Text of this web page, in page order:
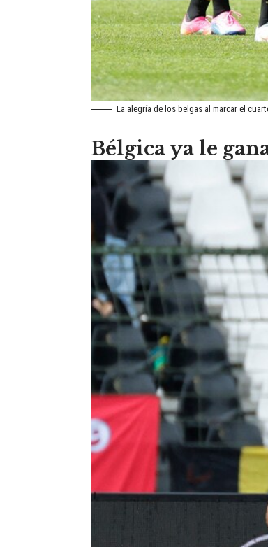
La alegría de los belgas al marcar el
Bélgica ya le